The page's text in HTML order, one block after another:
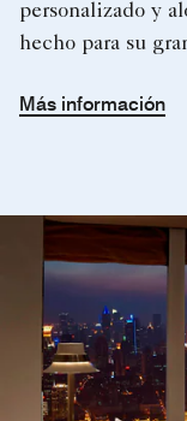
personalizado y
hecho para su
Más información